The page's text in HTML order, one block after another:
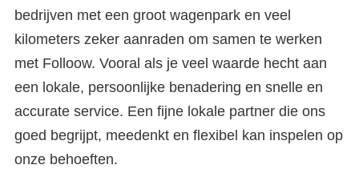
bedrijven met een groot wagenpark en veel
kilometers zeker aanraden om samen te werken
met Folloow. Vooral als je veel waarde hecht aan
een lokale, persoonlijke benadering en snelle en
accurate service. Een fijne lokale partner die ons
goed begrijpt, meedenkt en flexibel kan inspelen op
onze behoeften.